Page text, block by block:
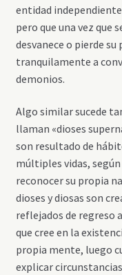
entidad
pero que una vez que
desvanece o pierde su
tranquilamente a
demonios.
Algo similar sucede
llaman «dioses
son resultado de
múltiples vidas,
reconocer su propia
dioses y diosas son
reflejados de regreso
que cree en la
propia mente, luego
explicar